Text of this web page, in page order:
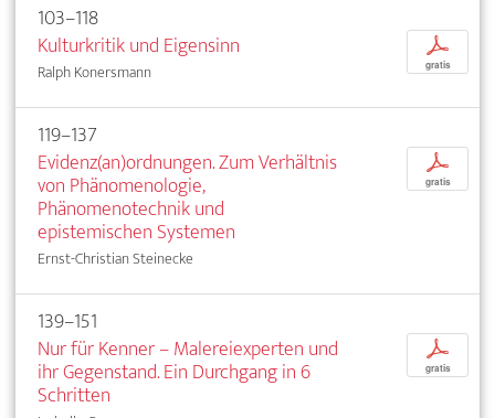
103–118
Kulturkritik und Eigensinn
Ralph Konersmann
p
gratis
119–137
Evidenz(an)ordnungen. Zum Verhältnis
von Phänomenologie,
Phänomenotechnik und
epistemischen Systemen
Ernst-Christian Steinecke
p
gratis
139–151
Nur für Kenner – Malereiexperten und
ihr Gegenstand. Ein Durchgang in 6
Schritten
p
gratis